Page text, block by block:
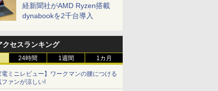
経新聞社がAMD Ryzen搭載
dynabookを2千台導入
クセスランキング
24時間 1週間 1カ月
電ミニレビュー】ワークマンの腰につける
ファンが涼しい!